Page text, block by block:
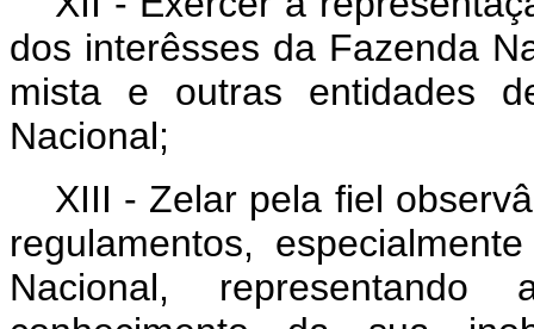
dos interêsses da Fazenda
mista e outras entidades
Nacional;
XIII - Zelar pela fiel
regulamentos,
Nacional,